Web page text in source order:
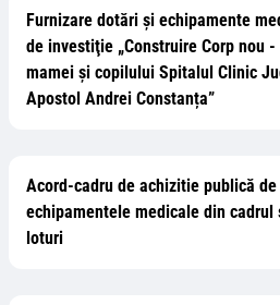
Furnizare dotări și echipamente
de investiţie „Construire Corp nou
mamei și copilului Spitalul Clinic
Apostol Andrei Constanța”
Acord-cadru de achizitie publică
echipamentele medicale din
loturi